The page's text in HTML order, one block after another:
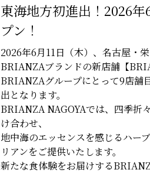
東海地方初進出！2026
プン！
2026年6月11日（木）、名古屋・
BRIANZAブランドの新店舗【
BRIANZAグループにとって9店舗
出となります。
BRIANZA NAGOYAでは、四季折
け合わせ、
地中海のエッセンスを感じるハー
リアンをご提供いたします。
新たな食体験をお届けする